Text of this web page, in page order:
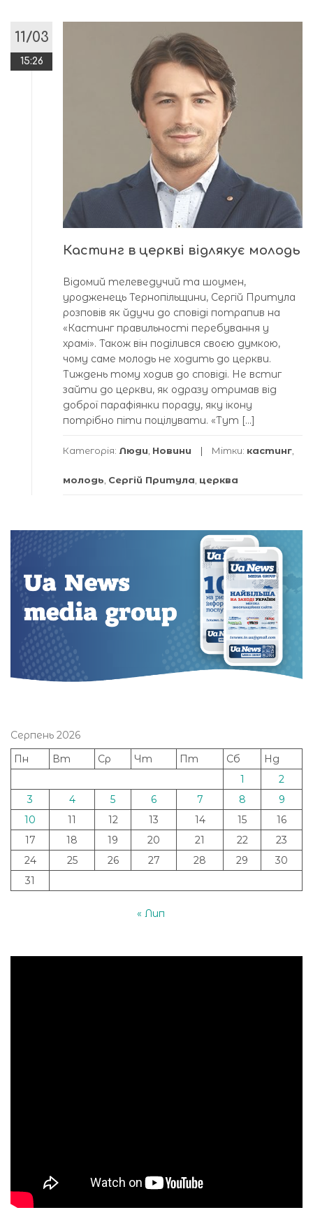
11/03
15:26
Кастинг в церкві відлякує молодь
Відомий телеведучий та шоумен,
уродженець Тернопільщини, Сергій Притула
розповів як йдучи до сповіді потрапив на
«Кастинг правильності перебування у
храмі». Також він поділився своєю думкою,
чому саме молодь не ходить до церкви.
Тиждень тому ходив до сповіді. Не встиг
зайти до церкви, як одразу отримав від
доброї парафіянки пораду, яку ікону
потрібно піти поцілувати. «Тут […]
Категорія: Люди, Новини Мітки: кастинг,
молодь, Сергій Притула, церква
Серпень 2026
Пн
Вт Ср Чт Пт Сб
Нд
1
2
3
4 5 6 7 8
9
10
11 12 13 14 15
16
17
18 19 20 21 22
23
24
25 26 27 28 29
30
31
« Лип